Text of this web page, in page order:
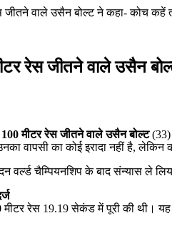
जीतने वाले उसैन बोल्ट ने कहा- कोच कहें
रेस जीतने वाले उसैन
मीटर रेस जीतने वाले उसैन बोल्ट(33)
वापसी का कोई इरादा नहीं है,
वर्ल्ड चैम्पियनशिप के बाद संन्यास ले
रेस 19.19 सेकंड में पूरी की थी।